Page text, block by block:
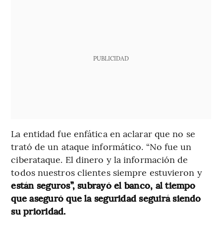
PUBLICIDAD
La entidad fue enfática en aclarar que no se
trató de un ataque informático. “No fue un
ciberataque. El dinero y la información de
todos nuestros clientes siempre estuvieron y
están seguros”, subrayó el banco, al tiempo
que aseguró que la seguridad seguirá siendo
su prioridad.